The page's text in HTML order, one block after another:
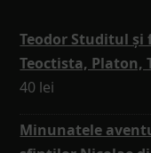
Teodor Studitul
Teoctista, Platon,
40 lei
Minunatele